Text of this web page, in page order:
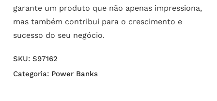
garante um produto que não apenas impressiona,
mas também contribui para o crescimento e
sucesso do seu negócio.
SKU: S97162
Categoria: Power Banks